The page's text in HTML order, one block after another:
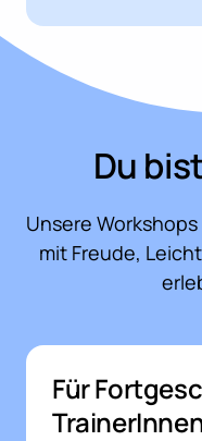
Du
Unsere
mit Freude,
Für